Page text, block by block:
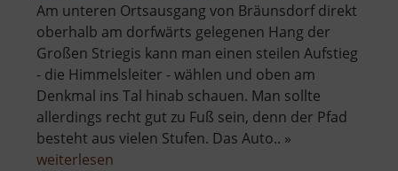
Am unteren Ortsausgang von Bräunsdorf direkt
oberhalb am dorfwärts gelegenen Hang der
Großen Striegis kann man einen steilen Aufstieg
- die Himmelsleiter - wählen und oben am
Denkmal ins Tal hinab schauen. Man sollte
allerdings recht gut zu Fuß sein, denn der Pfad
besteht aus vielen Stufen. Das Auto.. »
weiterlesen